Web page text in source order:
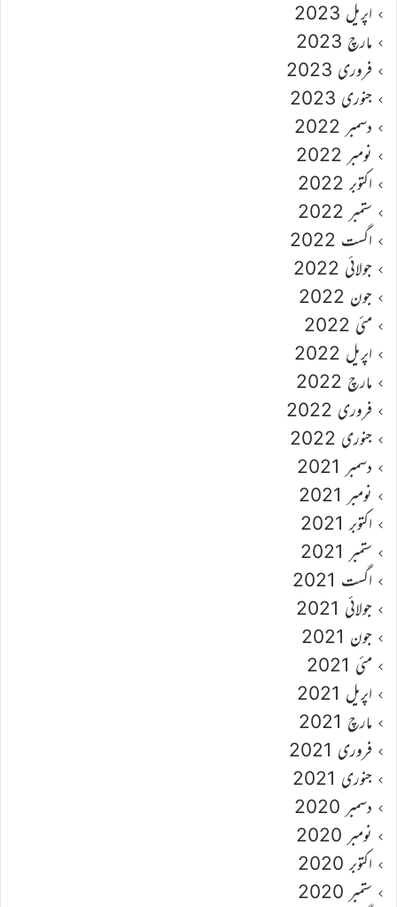
اپریل 2023
مارچ 2023
فروری 2023
جنوری 2023
دسمبر 2022
نومبر 2022
اکتوبر 2022
ستمبر 2022
اگست 2022
جولائی 2022
جون 2022
مئی 2022
اپریل 2022
مارچ 2022
فروری 2022
جنوری 2022
دسمبر 2021
نومبر 2021
اکتوبر 2021
ستمبر 2021
اگست 2021
جولائی 2021
جون 2021
مئی 2021
اپریل 2021
مارچ 2021
فروری 2021
جنوری 2021
دسمبر 2020
نومبر 2020
اکتوبر 2020
ستمبر 2020